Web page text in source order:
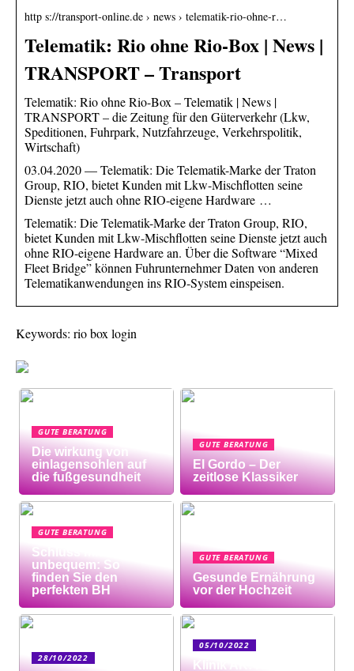
http s://transport-online.de › news › telematik-rio-ohne-r…
Telematik: Rio ohne Rio-Box | News |
TRANSPORT – Transport
Telematik: Rio ohne Rio-Box – Telematik | News |
TRANSPORT – die Zeitung für den Güterverkehr (Lkw,
Speditionen, Fuhrpark, Nutzfahrzeuge, Verkehrspolitik,
Wirtschaft)
03.04.2020 — Telematik: Die Telematik-Marke der Traton
Group, RIO, bietet Kunden mit Lkw-Mischflotten seine
Dienste jetzt auch ohne RIO-eigene Hardware …
Telematik: Die Telematik-Marke der Traton Group, RIO,
bietet Kunden mit Lkw-Mischflotten seine Dienste jetzt auch
ohne RIO-eigene Hardware an. Über die Software “Mixed
Fleet Bridge” können Fuhrunternehmer Daten von anderen
Telematikanwendungen ins RIO-System einspeisen.
Keywords: rio box login
GUTE BERATUNG
Die wirkung von
einlagensohlen auf
die fußgesundheit
GUTE BERATUNG
El Gordo – Der
zeitlose Klassiker
GUTE BERATUNG
Schluss mit
unbequem: So
finden Sie den
perfekten BH
GUTE BERATUNG
Gesunde Ernährung
vor der Hochzeit
28/10/2022
05/10/2022
Klinik AK: Hier